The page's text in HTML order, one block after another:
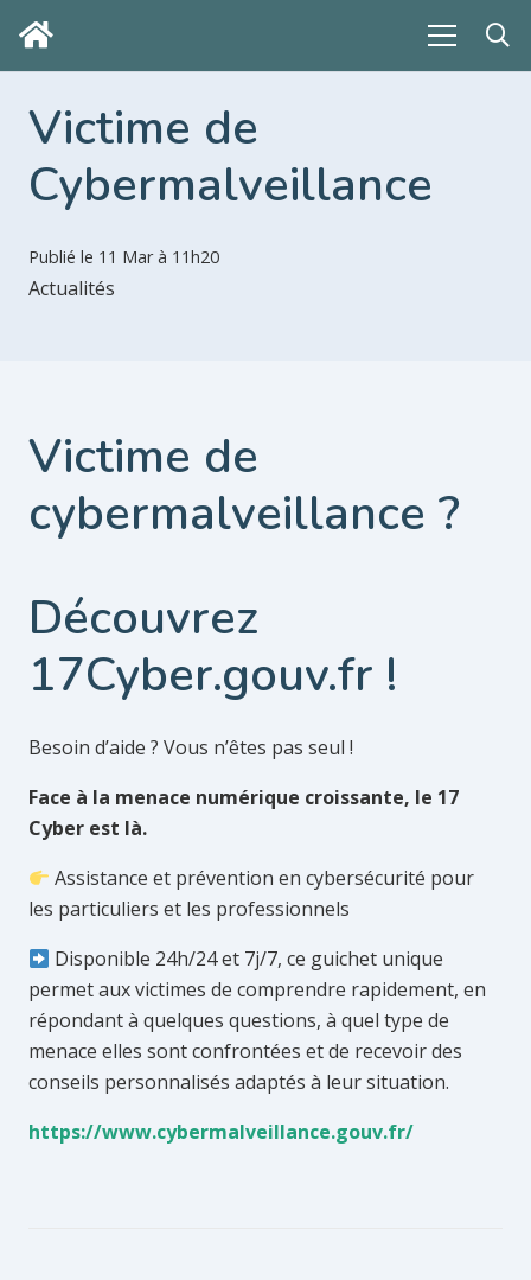
Victime de
Cybermalveillance
Publié le 11 Mar à 11h20
Actualités
Victime de
cybermalveillance ?
Découvrez
17Cyber.gouv.fr !
Besoin d’aide ? Vous n’êtes pas seul !
Face à la menace numérique croissante, le 17
Cyber est là.
Assistance et prévention en cybersécurité pour
les particuliers et les professionnels
Disponible 24h/24 et 7j/7, ce guichet unique
permet aux victimes de comprendre rapidement, en
répondant à quelques questions, à quel type de
menace elles sont confrontées et de recevoir des
conseils personnalisés adaptés à leur situation.
https://www.cybermalveillance.gouv.fr/